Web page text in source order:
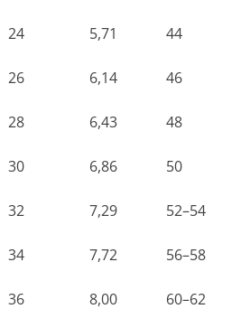
24 5,71 44
26 6,14 46
28 6,43 48
30 6,86 50
32 7,29 52–54
34 7,72 56–58
36 8,00 60–62